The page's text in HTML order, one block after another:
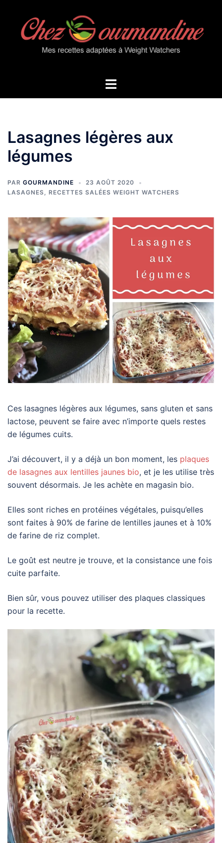
contenu
Ouvrir/fermer
Lasagnes légères aux
légumes
PAR GOURMANDINE
23 AOÛT 2020
LASAGNES, RECETTES SALÉES WEIGHT WATCHERS
Ces lasagnes légères aux légumes, sans gluten et sans
lactose, peuvent se faire avec n’importe quels restes
de légumes cuits.
J’ai découvert, il y a déjà un bon moment, les plaques
de lasagnes aux lentilles jaunes bio, et je les utilise très
souvent désormais. Je les achète en magasin bio.
Elles sont riches en protéines végétales, puisqu’elles
sont faites à 90% de farine de lentilles jaunes et à 10%
de farine de riz complet.
Le goût est neutre je trouve, et la consistance une fois
cuite parfaite.
Bien sûr, vous pouvez utiliser des plaques classiques
pour la recette.